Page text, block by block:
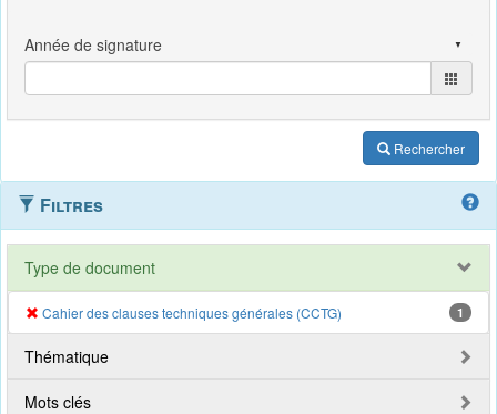
Rechercher
Filtres
Type de document
Cahier des clauses techniques générales (CCTG) 1
Thématique
Mots clés